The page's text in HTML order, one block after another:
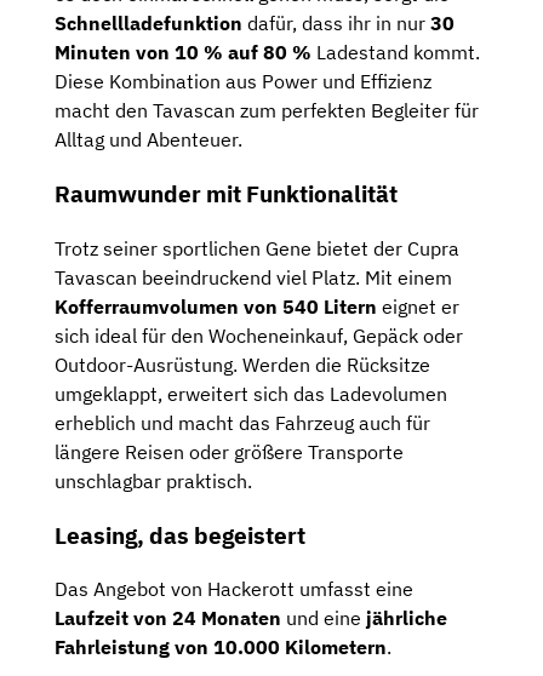
Schnellladefunktion dafür, dass ihr in nur 30
Minuten von 10 % auf 80 % Ladestand kommt.
Diese Kombination aus Power und Effizienz
macht den Tavascan zum perfekten Begleiter für
Alltag und Abenteuer.
Raumwunder mit Funktionalität
Trotz seiner sportlichen Gene bietet der Cupra
Tavascan beeindruckend viel Platz. Mit einem
Kofferraumvolumen von 540 Litern eignet er
sich ideal für den Wocheneinkauf, Gepäck oder
Outdoor-Ausrüstung. Werden die Rücksitze
umgeklappt, erweitert sich das Ladevolumen
erheblich und macht das Fahrzeug auch für
längere Reisen oder größere Transporte
unschlagbar praktisch.
Leasing, das begeistert
Das Angebot von Hackerott umfasst eine
Laufzeit von 24 Monaten und eine jährliche
Fahrleistung von 10.000 Kilometern.